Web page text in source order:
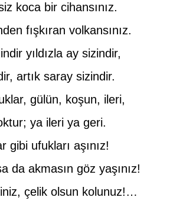
koca bir cihansınız.
fışkıran volkansınız.
yıldızla ay sizindir,
artık saray sizindir.
gülün, koşun, ileri,
ya ileri ya geri.
gibi ufukları aşınız!
da akmasın göz yaşınız!
çelik olsun kolunuz!…